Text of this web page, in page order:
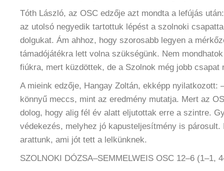
Tóth László, az OSC edzője azt mondta a lefújás
az utolsó negyedik tartottuk lépést a szolnoki
dolgukat. Ám ahhoz, hogy szorosabb legyen a
támadójátékra lett volna szükségünk. Nem
fiúkra, mert küzdöttek, de a Szolnok még jobb csapat
A mieink edzője, Hangay Zoltán, ekképp nyilatkozott:
könnyű meccs, mint az eredmény mutatja. Mert az
dolog, hogy alig fél év alatt eljutottak erre a szintre.
védekezés, melyhez jó kapusteljesítmény is párosult.
arattunk, ami jót tett a lelkünknek.
SZOLNOKI DÓZSA–SEMMELWEIS OSC 12–6 (1–1,